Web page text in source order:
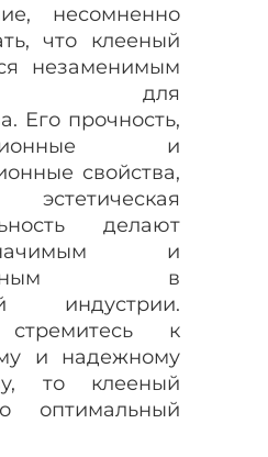
несомненно
что клееный
незаменимым
для
Его прочность,
и
свойства,
делают
и
в
индустрии.
к
и надежному
то клееный